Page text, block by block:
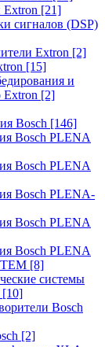
Extron [21]
сигналов (DSP)
Extron [2]
[15]
и
Extron [2]
Bosch [146]
Bosch PLENA
Bosch PLENA
Bosch PLENA-
Bosch PLENA
Bosch PLENA
[8]
системы
[10]
Bosch
[2]